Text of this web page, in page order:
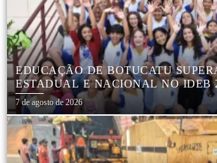
EDUCAÇÃO DE BOTUCATU
ESTADUAL E NACIONAL NO IDEB
7 de agosto de 2026